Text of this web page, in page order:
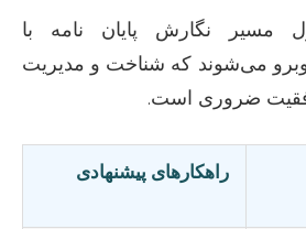
مسیر نگارش پایان نامه با
می‌شوند که شناخت و مدیریت
ضروری است.
راهکارهای پیشنهادی